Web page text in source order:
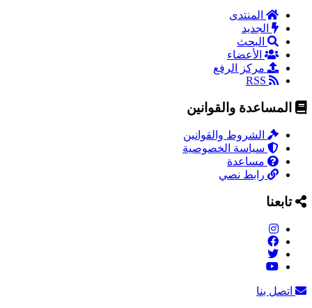
المنتدى
الجديد
البحث
الأعضاء
مركز الرفع
المساعدة والقوانين
الشروط والقوانين
سياسة الخصوصية
مساعدة
رابط نصي
تابعنا
اتصل بنا